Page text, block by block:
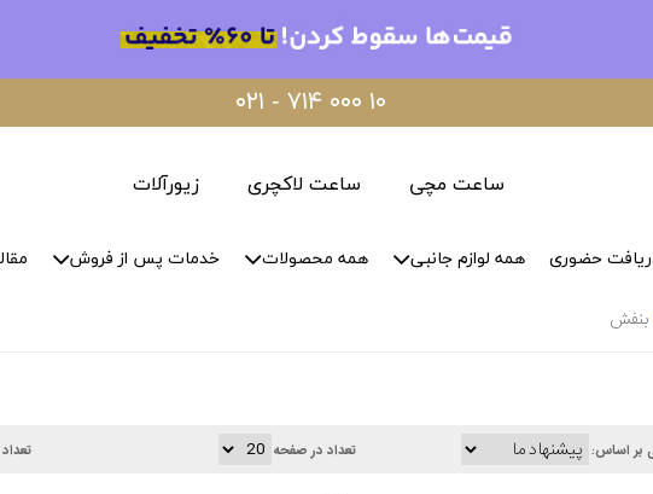
۰۲۱ - ۷۱۴ ۰۰۰ ۱۰
ساعت مچی ساعت لاکچری زیورآلات
حضوری همه لوازم جانبی همه محصولات خدمات پس از فروش
بنفش
بر اساس: تعداد در صفحه